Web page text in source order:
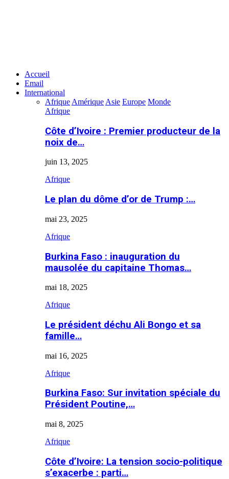
Accueil
Email
International
Afrique Amérique Asie Europe Monde
Afrique
Côte d’Ivoire : Premier producteur de la
noix de…
juin 13, 2025
Afrique
Le plan du dôme d’or de Trump :…
mai 23, 2025
Afrique
Burkina Faso : inauguration du
mausolée du capitaine Thomas…
mai 18, 2025
Afrique
Le président déchu Ali Bongo et sa
famille…
mai 16, 2025
Afrique
Burkina Faso: Sur invitation spéciale du
Président Poutine,…
mai 8, 2025
Afrique
Côte d’Ivoire: La tension socio-politique
s’exacerbe : parti…